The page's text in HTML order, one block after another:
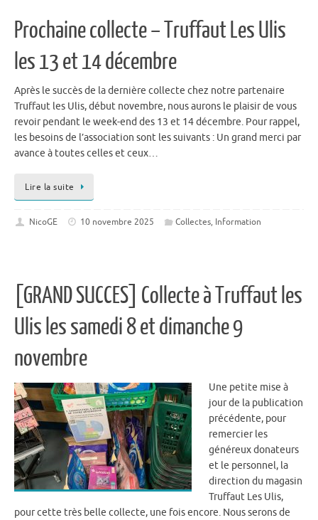
Prochaine collecte – Truffaut Les Ulis
les 13 et 14 décembre
Après le succès de la dernière collecte chez notre partenaire
Truffaut les Ulis, début novembre, nous aurons le plaisir de vous
revoir pendant le week-end des 13 et 14 décembre. Pour rappel,
les besoins de l’association sont les suivants : Un grand merci par
avance à toutes celles et ceux…
Lire la suite
NicoGE 10 novembre 2025 Collectes, Information
[GRAND SUCCES] Collecte à Truffaut les
Ulis les samedi 8 et dimanche 9
novembre
Une petite mise à
jour de la publication
précédente, pour
remercier les
généreux donateurs
et le personnel, la
direction du magasin
Truffaut Les Ulis,
pour cette très belle collecte, une fois encore. Nous serons de